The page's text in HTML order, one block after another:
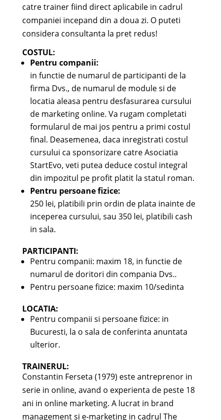
catre trainer fiind direct aplicabile in cadrul
companiei incepand din a doua zi. O puteti
considera consultanta la pret redus!
COSTUL:
Pentru companii:
in functie de numarul de participanti de la
firma Dvs., de numarul de module si de
locatia aleasa pentru desfasurarea cursului
de marketing online. Va rugam completati
formularul de mai jos pentru a primi costul
final. Deasemenea, daca inregistrati costul
cursului ca sponsorizare catre Asociatia
StartEvo, veti putea deduce costul integral
din impozitul pe profit platit la statul roman.
Pentru persoane fizice:
250 lei, platibili prin ordin de plata inainte de
inceperea cursului, sau 350 lei, platibili cash
in sala.
PARTICIPANTI:
Pentru companii: maxim 18, in functie de
numarul de doritori din compania Dvs..
Pentru persoane fizice: maxim 10/sedinta
LOCATIA:
Pentru companii si persoane fizice: in
Bucuresti, la o sala de conferinta anuntata
ulterior.
TRAINERUL:
Constantin Ferseta (1979) este antreprenor in
serie in online, avand o experienta de peste 18
ani in online marketing. A lucrat in brand
management si e-marketing in cadrul The